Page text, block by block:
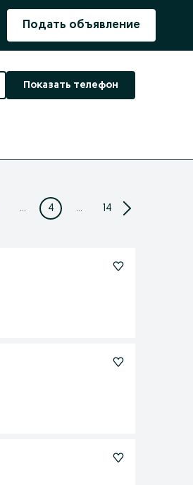
Подать объявление
Показать телефон
... 4 ... 14